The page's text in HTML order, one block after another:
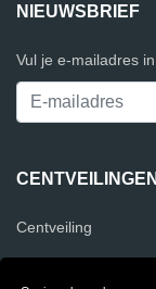
NIEUWSBRIEF
Vul je e-mailadres
CENTVEILINGEN
Centveiling